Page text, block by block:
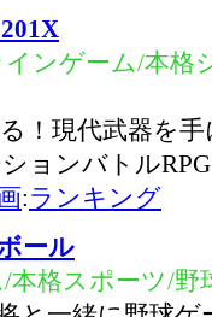
ンゲーム/本格
！現代武器を
ョンバトルRPG
:ランキング
ール
本格スポーツ/野